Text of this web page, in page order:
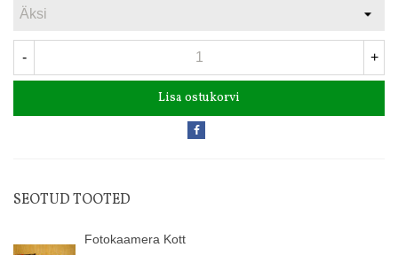
- +
Lisa ostukorvi
SEOTUD TOOTED
Fotokaamera Kott